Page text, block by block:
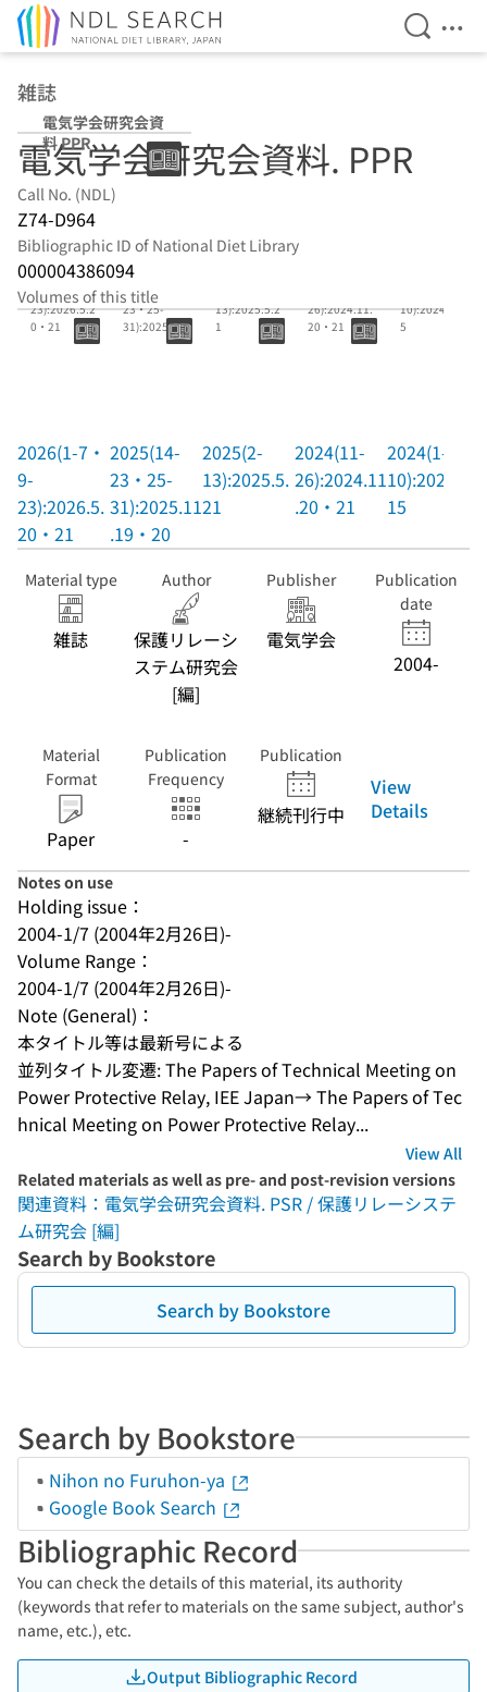
Open
雑誌
電気学会研究会資
料 PPR
電気学会研究会資料. PPR
Call No. (NDL)
Z74-D964
Bibliographic ID of National Diet Library
000004386094
Volumes of this title
2026(1-7・9-
23):2026.5.2
0・21
2026(1-7・
9-
23):2026.5.
20・21
2025(14-
23・25-
31):2025.11.
2025(14-
23・25-
31):2025.11
.19・20
13):2025.5.2
1
2025(2-
13):2025.5.
21
26):2024.11.
20・21
2024(11-
26):2024.11
.20・21
10):2024.5.1
5
2024(1-
10):2024.5.
15
Material type
雑誌
Author
保護リレーシ
ステム研究会
[編]
Publisher
電気学会
Publication
date
2004-
Material
Format
Paper
Publication
Frequency
-
Publication
継続刊行中
View
Details
Notes on use
Holding issue：
2004-1/7 (2004年2月26日)-
Volume Range：
2004-1/7 (2004年2月26日)-
Note (General)：
本タイトル等は最新号による
並列タイトル変遷: The Papers of Technical Meeting on
Power Protective Relay, IEE Japan→ The Papers of Tec
hnical Meeting on Power Protective Relay...
View All
Related materials as well as pre- and post-revision versions
関連資料：電気学会研究会資料. PSR / 保護リレーシステ
ム研究会 [編]
Search by Bookstore
Search by Bookstore
Search by Bookstore
Nihon no Furuhon-ya
Google Book Search
Bibliographic Record
You can check the details of this material, its authority
(keywords that refer to materials on the same subject, author's
name, etc.), etc.
Output Bibliographic Record